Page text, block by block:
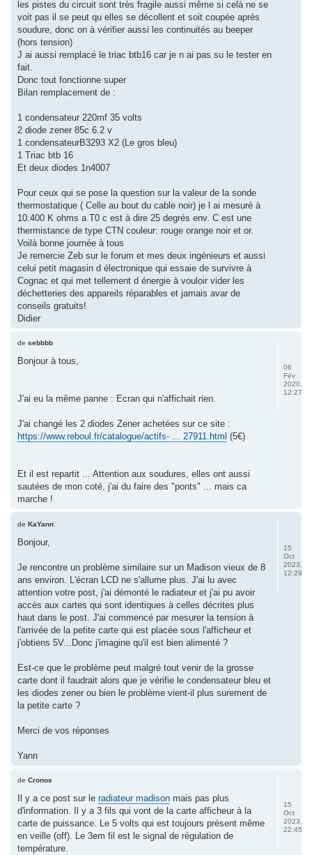
les pistes du circuit sont très fragile aussi même si celà ne se
voit pas il se peut qu elles se décollent et soit coupée après
soudure, donc on à vérifier aussi les continuités au beeper
(hors tension)
J ai aussi remplacé le triac btb16 car je n ai pas su le tester en
fait.
Donc tout fonctionne super
Bilan remplacement de :
1 condensateur 220mf 35 volts
2 diode zener 85c 6.2 v
1 condensateurB3293 X2 (Le gros bleu)
1 Triac btb 16
Et deux diodes 1n4007
Pour ceux qui se pose la question sur la valeur de la sonde
thermostatique ( Celle au bout du cable noir) je l ai mesuré à
10.400 K ohms a T0 c est à dire 25 degrés env. C est une
thermistance de type CTN couleur: rouge orange noir et or.
Voilà bonne journée à tous
Je remercie Zeb sur le forum et mes deux ingénieurs et aussi
celui petit magasin d électronique qui essaie de survivre à
Cognac et qui met tellement d énergie à vouloir vider les
déchetteries des appareils réparables et jamais avar de
conseils gratuits!
Didier
de sebbbb
Bonjour à tous,
J'ai eu la même panne : Ecran qui n'affichait rien.
J'ai changé les 2 diodes Zener achetées sur ce site :
https://www.reboul.fr/catalogue/actifs- ... 27911.html (5€)
Et il est repartit ... Attention aux soudures, elles ont aussi
sautées de mon coté, j'ai du faire des "ponts" ... mais ca
marche !
06
Fév
2020,
12:27
de KaYann
Bonjour,
Je rencontre un problème similaire sur un Madison vieux de 8
ans environ. L'écran LCD ne s'allume plus. J'ai lu avec
attention votre post, j'ai démonté le radiateur et j'ai pu avoir
accès aux cartes qui sont identiques à celles décrites plus
haut dans le post. J'ai commencé par mesurer la tension à
l'arrivée de la petite carte qui est placée sous l'afficheur et
j'obtiens 5V...Donc j'imagine qu'il est bien alimenté ?
Est-ce que le problème peut malgré tout venir de la grosse
carte dont il faudrait alors que je vérifie le condensateur bleu et
les diodes zener ou bien le problème vient-il plus surement de
la petite carte ?
Merci de vos réponses
Yann
15
Oct
2023,
12:29
de Cronos
Il y a ce post sur le radiateur madison mais pas plus
d'information. Il y a 3 fils qui vont de la carte afficheur à la
carte de puissance. Le 5 volts qui est toujours présent même
en veille (off). Le 3em fil est le signal de régulation de
température.
15
Oct
2023,
22:45